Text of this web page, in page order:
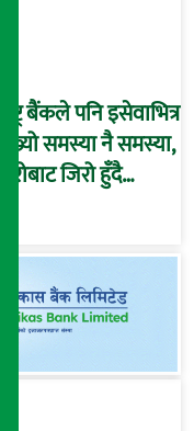
राष्ट्र बैंकले पनि इसेवाभित्र
देख्यो समस्या नै समस्या,
हिरोबाट जिरो हुँदै